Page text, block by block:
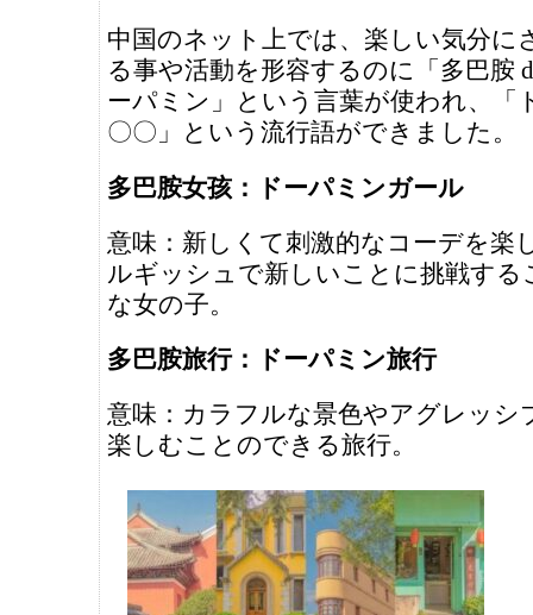
中国のネット上では、楽しい気分に
る事や活動を形容するのに「多巴胺
ーパミン」という言葉が使われ、「
〇〇」という流行語ができました。
多巴胺女孩：ドーパミンガール
意味：新しくて刺激的なコーデを楽
ルギッシュで新しいことに挑戦する
な女の子。
多巴胺旅行：ドーパミン旅行
意味：カラフルな景色やアグレッシ
楽しむことのできる旅行。